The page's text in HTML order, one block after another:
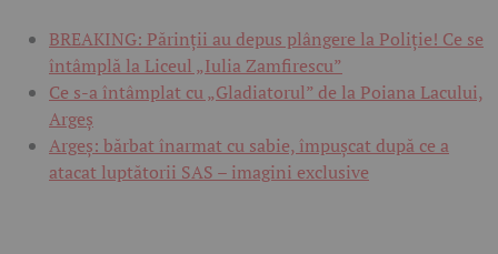
BREAKING: Părinții au depus plângere la Poliție! Ce se
întâmplă la Liceul „Iulia Zamfirescu”
Ce s-a întâmplat cu „Gladiatorul” de la Poiana Lacului,
Argeș
Argeș: bărbat înarmat cu sabie, împușcat după ce a
atacat luptătorii SAS – imagini exclusive